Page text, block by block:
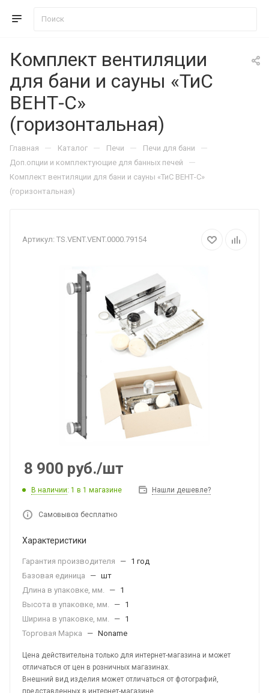
Комплект вентиляции
для бани и сауны «ТиС
ВЕНТ-С»
(горизонтальная)
Главная — Каталог — Печи — Печи для бани —
Доп.опции и комплектующие для банных печей —
Комплект вентиляции для бани и сауны «ТиС ВЕНТ-С»
(горизонтальная)
Артикул: TS.VENT.VENT.0000.79154
8 900 руб./шт
В наличии: 1 в 1 магазине Нашли дешевле?
Самовывоз бесплатно
Характеристики
Гарантия производителя — 1 год
Базовая единица
— шт
Длина в упаковке, мм.
— 1
Высота в упаковке, мм.
— 1
Ширина в упаковке, мм.
— 1
Торговая Марка
— Noname
Цена действительна только для интернет-магазина и может
отличаться от цен в розничных магазинах.
Внешний вид изделия может отличаться от фотографий,
представленных в интернет-магазине.